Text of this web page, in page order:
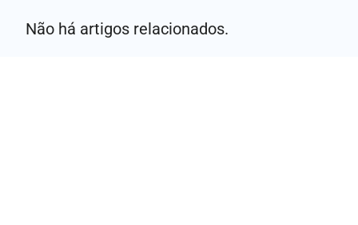
Não há artigos relacionados.